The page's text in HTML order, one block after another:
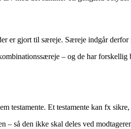
gjort til særeje. Særeje indgår derfor
– og de har
Et testamente kan fx
– så den ikke skal deles ved